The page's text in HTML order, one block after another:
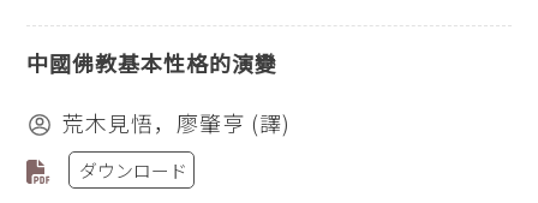
中國佛教基本性格的演變
荒木見悟，廖肇亨 (譯)
ダウンロード